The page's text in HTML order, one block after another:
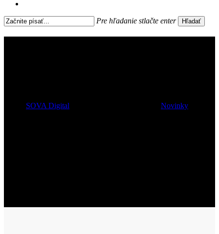
Pre hľadanie stlačte enter Hľadať
Search
SOVA Digital Novinky